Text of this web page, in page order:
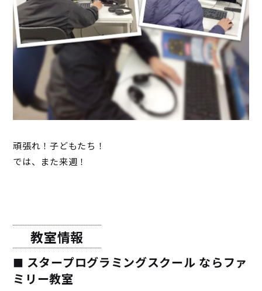
頑張れ！子どもたち！
では、また来週！
教室情報
スタープログラミングスクール ならファ
ミリー教室